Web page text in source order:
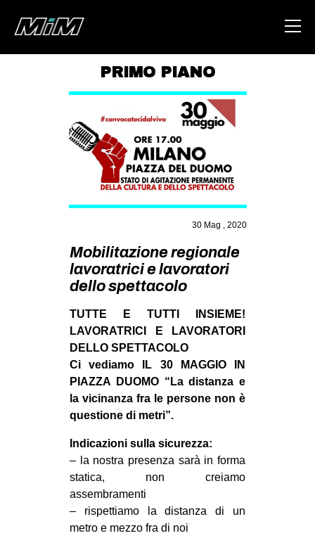
ABOUT
AREA
DEGENERAZIONE
CSOA LAMBRETTA
MSM
STUDENTI TSUNAMI
ZAM
MOBILITAZIONI
SPAZI
SPORT POPOLARE
AMBIENTE
DIRITTO ALL’ABITARE
PRIMO PIANO
30 Mag , 2020
Mobilitazione regionale
lavoratrici e lavoratori
dello spettacolo
TUTTE E TUTTI INSIEME!
LAVORATRICI E LAVORATORI
DELLO SPETTACOLO
Ci vediamo IL 30 MAGGIO IN
PIAZZA DUOMO “La distanza e
la vicinanza fra le persone non è
questione di metri”.
Indicazioni sulla sicurezza:
– la nostra presenza sarà in forma
statica, non creiamo
assembramenti
– rispettiamo la distanza di un
metro e mezzo fra di noi